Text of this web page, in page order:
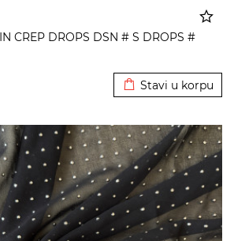
CREP DROPS DSN # S DROPS #
Stavi u korpu